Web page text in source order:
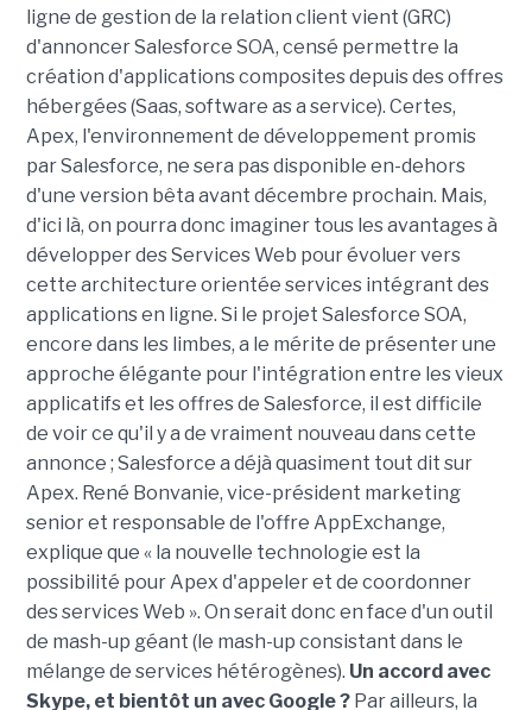
ligne de gestion de la relation client vient (GRC)
d'annoncer Salesforce SOA, censé permettre la
création d'applications composites depuis des offres
hébergées (Saas, software as a service). Certes,
Apex, l'environnement de développement promis
par Salesforce, ne sera pas disponible en-dehors
d'une version bêta avant décembre prochain. Mais,
d'ici là, on pourra donc imaginer tous les avantages à
développer des Services Web pour évoluer vers
cette architecture orientée services intégrant des
applications en ligne. Si le projet Salesforce SOA,
encore dans les limbes, a le mérite de présenter une
approche élégante pour l'intégration entre les vieux
applicatifs et les offres de Salesforce, il est difficile
de voir ce qu'il y a de vraiment nouveau dans cette
annonce ; Salesforce a déjà quasiment tout dit sur
Apex. René Bonvanie, vice-président marketing
senior et responsable de l'offre AppExchange,
explique que « la nouvelle technologie est la
possibilité pour Apex d'appeler et de coordonner
des services Web ». On serait donc en face d'un outil
de mash-up géant (le mash-up consistant dans le
mélange de services hétérogènes). Un accord avec
Skype, et bientôt un avec Google ?Par ailleurs, la